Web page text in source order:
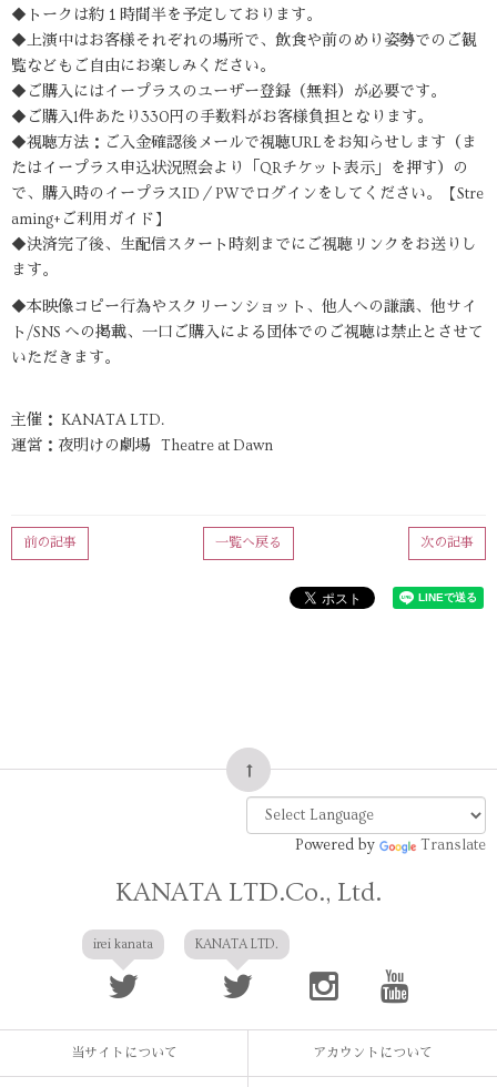
◆トークは約１時間半を予定しております。
◆上演中はお客様それぞれの場所で、飲食や前のめり姿勢でのご観
覧などもご自由にお楽しみください。
◆ご購入にはイープラスのユーザー登録（無料）が必要です。
◆ご購入1件あたり330円の手数料がお客様負担となります。
◆視聴方法：ご入金確認後メールで視聴URLをお知らせします（ま
たはイープラス申込状況照会より「QRチケット表示」を押す）の
で、購入時のイープラスID／PWでログインをしてください。【Stre
aming+ご利用ガイド】
◆決済完了後、生配信スタート時刻までにご視聴リンクをお送りし
ます。
◆本映像コピー行為やスクリーンショット、他人への謙譲、他サイ
ト/SNS への掲載、一口ご購入による団体でのご視聴は禁止とさせて
いただきます。
主催： KANATA LTD.
運営：夜明けの劇場 Theatre at Dawn
次の記事
一覧へ戻る
前の記事
Powered by Translate
KANATA LTD.Co., Ltd.
irei kanata KANATA LTD.
当サイトについて アカウントについて